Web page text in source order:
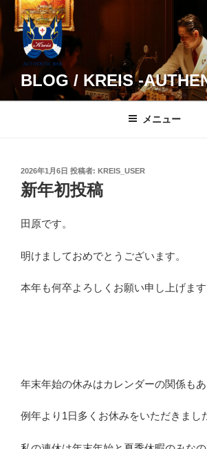
コ
BLOG / KREIS -
メニュー
投
稿
日:
2026年1月6日 投稿者: KREIS_USER
新年初投稿
田原です。
明けましておめでとうございます。
本年も何卒よろしくお願い申し上げます
年末年始の休みはカレンダーの関係もあ
例年より1日多くお休みをいただきまし